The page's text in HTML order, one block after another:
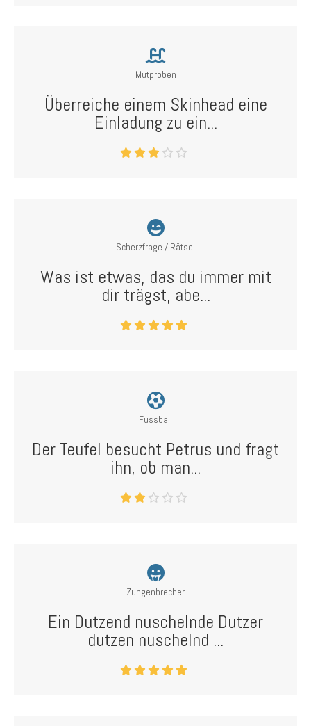
Mutproben
Überreiche einem Skinhead eine
Einladung zu ein...
Scherzfrage / Rätsel
Was ist etwas, das du immer mit
dir trägst, abe...
Fussball
Der Teufel besucht Petrus und fragt
ihn, ob man...
Zungenbrecher
Ein Dutzend nuschelnde Dutzer
dutzen nuschelnd ...